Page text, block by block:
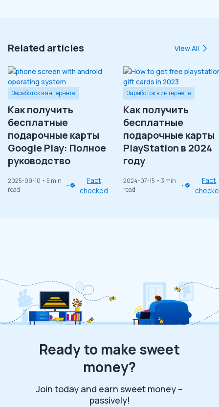
Related articles View All
Заработок в интернете
Как получить
бесплатные
подарочные карты
Google Play: Полное
руководство
2025-09-10 • 5 min
read
Fact
checked
Заработок в интернете
Как получить
бесплатные
подарочные карты
PlayStation в 2024
году
2024-07-15 • 3 min
read
Fact
Ready to make sweet
money?
Join today and earn sweet money --
passively!